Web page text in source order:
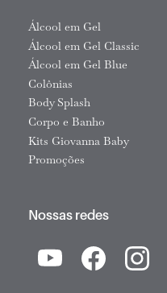
Álcool em Gel
Álcool em Gel Classic
Álcool em Gel Blue
Colônias
Body Splash
Corpo e Banho
Kits Giovanna Baby
Promoções
Nossas redes